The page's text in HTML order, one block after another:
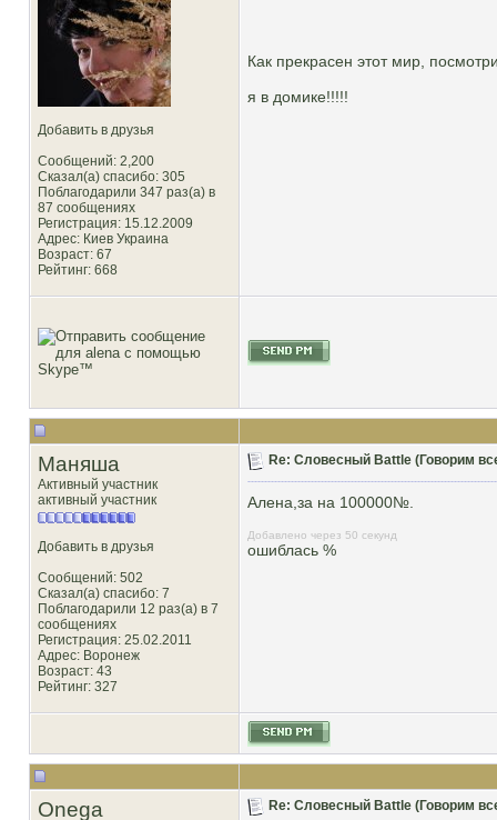
Добавить в друзья
Сообщений: 2,200
Сказал(а) спасибо: 305
Поблагодарили 347 раз(а) в
87 сообщениях
Регистрация: 15.12.2009
Адрес: Киев Украина
Возраст: 67
Рейтинг: 668
Как прекрасен этот мир,
я в домике!!!!!
Маняша
Активный участник
активный участник
Добавить в друзья
Сообщений: 502
Сказал(а) спасибо: 7
Поблагодарили 12 раз(а) в 7
сообщениях
Регистрация: 25.02.2011
Адрес: Воронеж
Возраст: 43
Рейтинг: 327
Re: Словесный Battle (Говорим
Алена,за на 100000№.
Добавлено через 50 секунд
ошиблась %
Onega Re: Словесный Battle (Говорим